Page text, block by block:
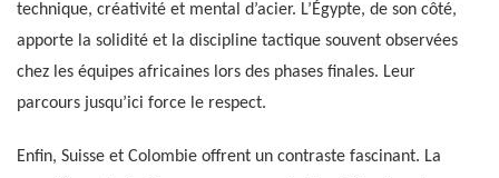
technique, créativité et mental d’acier. L’Égypte, de son côté,
apporte la solidité et la discipline tactique souvent observées
chez les équipes africaines lors des phases finales. Leur
parcours jusqu’ici force le respect.
Enfin, Suisse et Colombie offrent un contraste fascinant. La